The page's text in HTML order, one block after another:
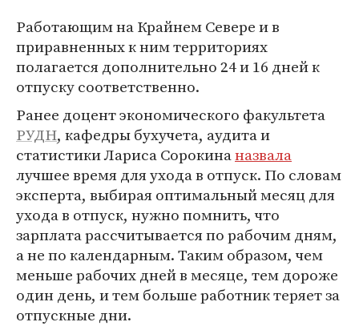
Работающим на Крайнем Севере и в
приравненных к ним территориях
полагается дополнительно 24 и 16 дней к
отпуску соответственно.
Ранее доцент экономического факультета
РУДН, кафедры бухучета, аудита и
статистики Лариса Сорокинаназвала
лучшее время для ухода в отпуск. По словам
эксперта, выбирая оптимальный месяц для
ухода в отпуск, нужно помнить, что
зарплата рассчитывается по рабочим дням,
а не по календарным. Таким образом, чем
меньше рабочих дней в месяце, тем дороже
один день, и тем больше работник теряет за
отпускные дни.